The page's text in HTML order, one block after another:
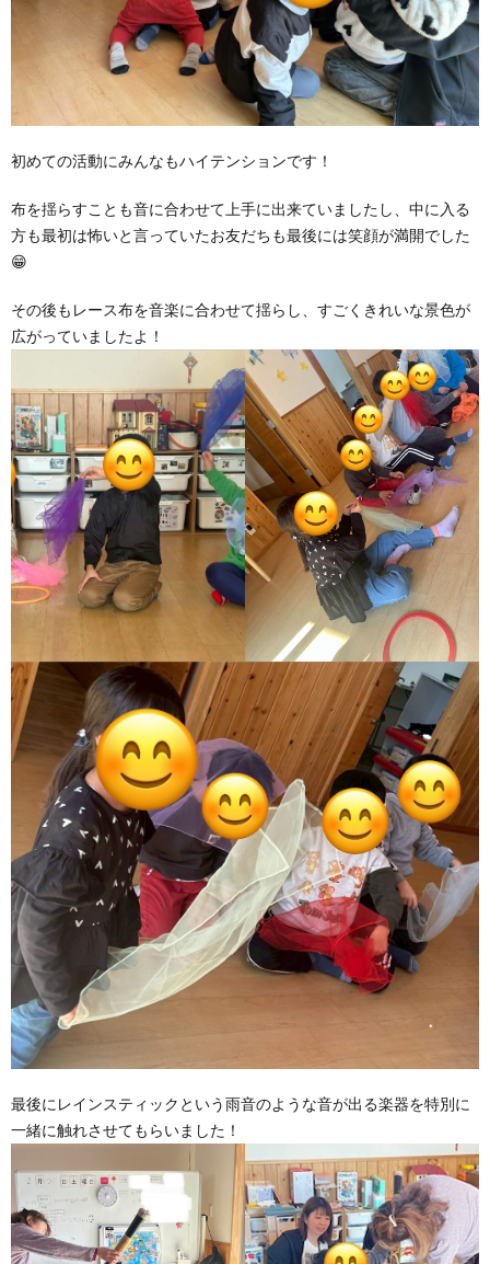
初めての活動にみんなもハイテンションです！
布を揺らすことも音に合わせて上手に出来ていましたし、中に入る
方も最初は怖いと言っていたお友だちも最後には笑顔が満開でした
😁
その後もレース布を音楽に合わせて揺らし、すごくきれいな景色が
広がっていましたよ！
最後にレインスティックという雨音のような音が出る楽器を特別に
一緒に触れさせてもらいました！